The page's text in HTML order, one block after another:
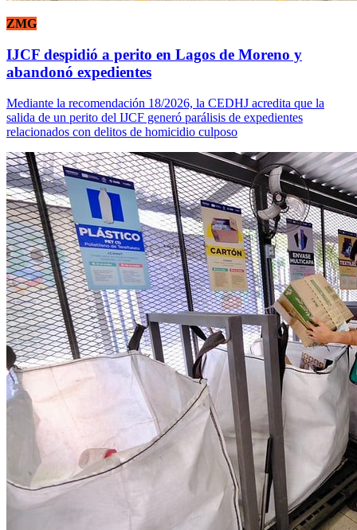
ZMG
IJCF despidió a perito en Lagos de Moreno y
abandonó expedientes
Mediante la recomendación 18/2026, la CEDHJ acredita que la
salida de un perito del IJCF generó parálisis de expedientes
relacionados con delitos de homicidio culposo